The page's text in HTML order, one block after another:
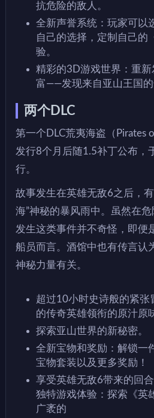
抗危险的敌人。
全新声誉系统：玩家可以
自己的选择，定制自己的
验。
精彩的3D游戏世界：重
富——发现来自亚山王国的
两个DLC
第一个DLC荒夷海盗（Pirates
发行8个月后随1.5补丁公布，
行。
故事发生在英雄无敌6之后，
海”神秘的暴风雨中。虽然在
发生这类事件并不奇怪，即便
船员而言。酒馆中也有传言认
神秘力量有关。
超过10小时史诗般的紧张
的传奇英雄领衔的原汁原
探索亚山世界的新秘密。
全新宝物和奖励：解锁一
宝物套装以及更多奖励！
享受英雄无敌6带来的回
独特游戏体验：探索《英
广袤的